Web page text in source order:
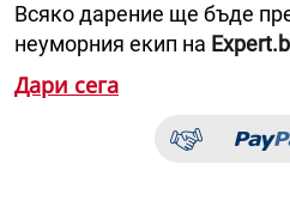
Всяко дарение ще бъде
неуморния екип на
Дари сега